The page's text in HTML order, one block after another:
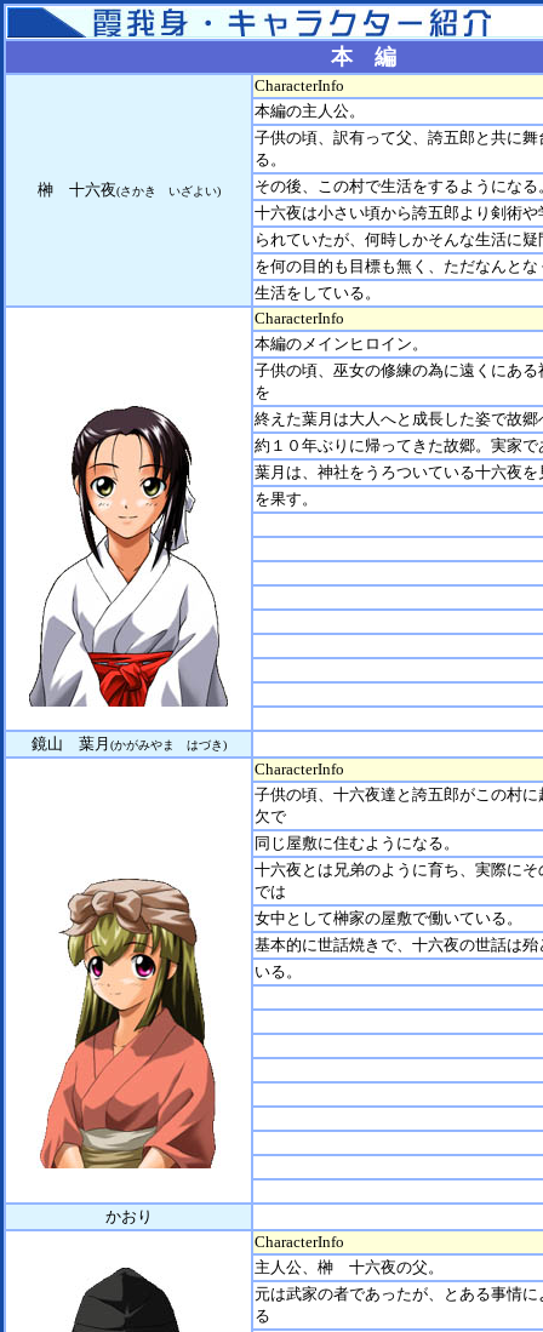
本 編
榊 十六夜(さかき いざよい)
CharacterInfo
本編の主人公。
子供の頃、訳有って父、誇五郎と共に
る。
その後、この村で生活をするようになる
十六夜は小さい頃から誇五郎より剣術
られていたが、何時しかそんな生活に
を何の目的も目標も無く、ただなんと
生活をしている。
CharacterInfo
本編のメインヒロイン。
子供の頃、巫女の修練の為に遠くにあ
を
終えた葉月は大人へと成長した姿で故郷
約１０年ぶりに帰ってきた故郷。実家
葉月は、神社をうろついている十六夜
を果す。
鏡山 葉月 (かがみやま はづき)
CharacterInfo
子供の頃、十六夜達と誇五郎がこの村
欠で
同じ屋敷に住むようになる。
十六夜とは兄弟のように育ち、実際に
では
女中として榊家の屋敷で働いている。
基本的に世話焼きで、十六夜の世話は
いる。
かおり
CharacterInfo
主人公、榊 十六夜の父。
元は武家の者であったが、とある事情
る